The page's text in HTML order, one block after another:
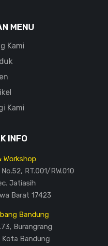
MENU
Kami
Kami
INFO
Workshop
RT.001/RW.010
Jatiasih
Barat 17423
Bandung
Burangrang
Kota Bandung